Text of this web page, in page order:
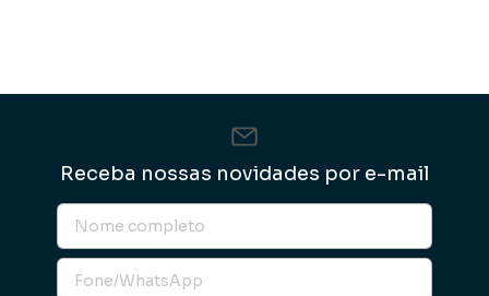
Receba nossas novidades por e-mail